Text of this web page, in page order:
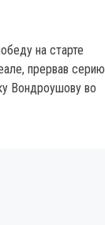
на старте
прервав серию
Вондроушову во